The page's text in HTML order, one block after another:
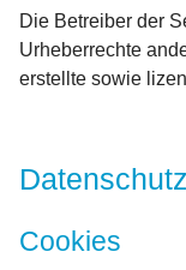
Die Betreiber der
Urheberrechte
erstellte sowie
Cookies